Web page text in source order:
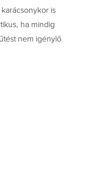
is
ha mindig
nem igénylő